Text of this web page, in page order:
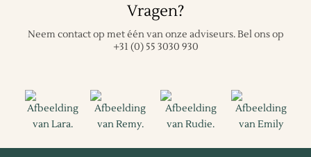
Vragen?
Neem contact op met één van onze adviseurs.Bel ons op
+31 (0) 55 3030 930